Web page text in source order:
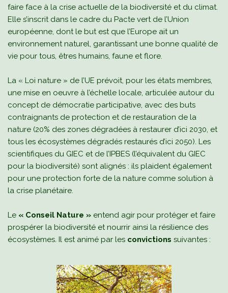
faire face à la crise actuelle de la biodiversité et du climat.
Elle s’inscrit dans le cadre du Pacte vert de l’Union
européenne, dont le but est que l’Europe ait un
environnement naturel, garantissant une bonne qualité de
vie pour tous, êtres humains, faune et flore.
La « Loi nature » de l’UE prévoit, pour les états membres,
une mise en oeuvre à l’échelle locale, articulée autour du
concept de démocratie participative, avec des buts
contraignants de protection et de restauration de la
nature (20% des zones dégradées à restaurer d’ici 2030, et
tous les écosystèmes dégradés restaurés d’ici 2050). Les
scientifiques du GIEC et de l’IPBES (l’équivalent du GIEC
pour la biodiversité) sont alignés : ils plaident également
pour une protection forte de la nature comme solution à
la crise planétaire.
Le « Conseil Nature » entend agir pour protéger et faire
prospérer la biodiversité et nourrir ainsi la résilience des
écosystèmes. Il est animé par les convictions suivantes :